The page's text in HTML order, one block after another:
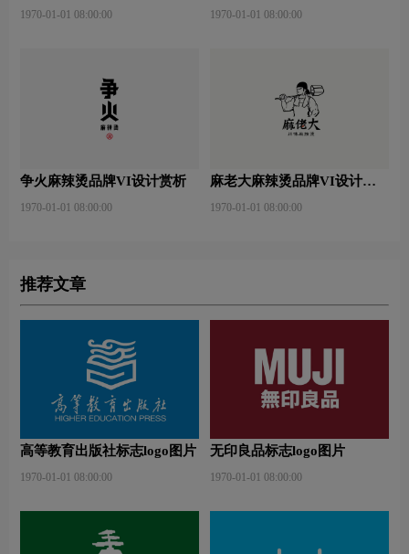
1970-01-01 08:00:00 1970-01-01 08:00:00
争火麻辣烫品牌VI设计赏析
1970-01-01 08:00:00
麻老大麻辣烫品牌VI设计赏
1970-01-01 08:00:00
推荐文章
高等教育出版社标志logo图片
1970-01-01 08:00:00
无印良品标志logo图片
1970-01-01 08:00:00